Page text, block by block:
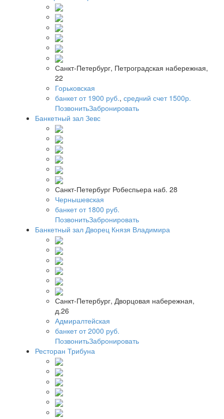
Санкт-Петербург, Петроградская набережная,
22
Горьковская
банкет от 1900 руб., средний счет 1500р.
ПозвонитьЗабронировать
Банкетный зал Зевс
Санкт-Петербург Робеспьера наб. 28
Чернышевская
банкет от 1800 руб.
ПозвонитьЗабронировать
Банкетный зал Дворец Князя Владимира
Санкт-Петербург, Дворцовая набережная,
д.26
Адмиралтейская
банкет от 2000 руб.
ПозвонитьЗабронировать
Ресторан Трибуна